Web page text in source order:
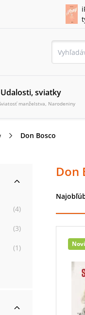
Udalosti, sviatky
manželstva, Narodeniny
Don Bosco
(4)
(3)
(1 )
Don